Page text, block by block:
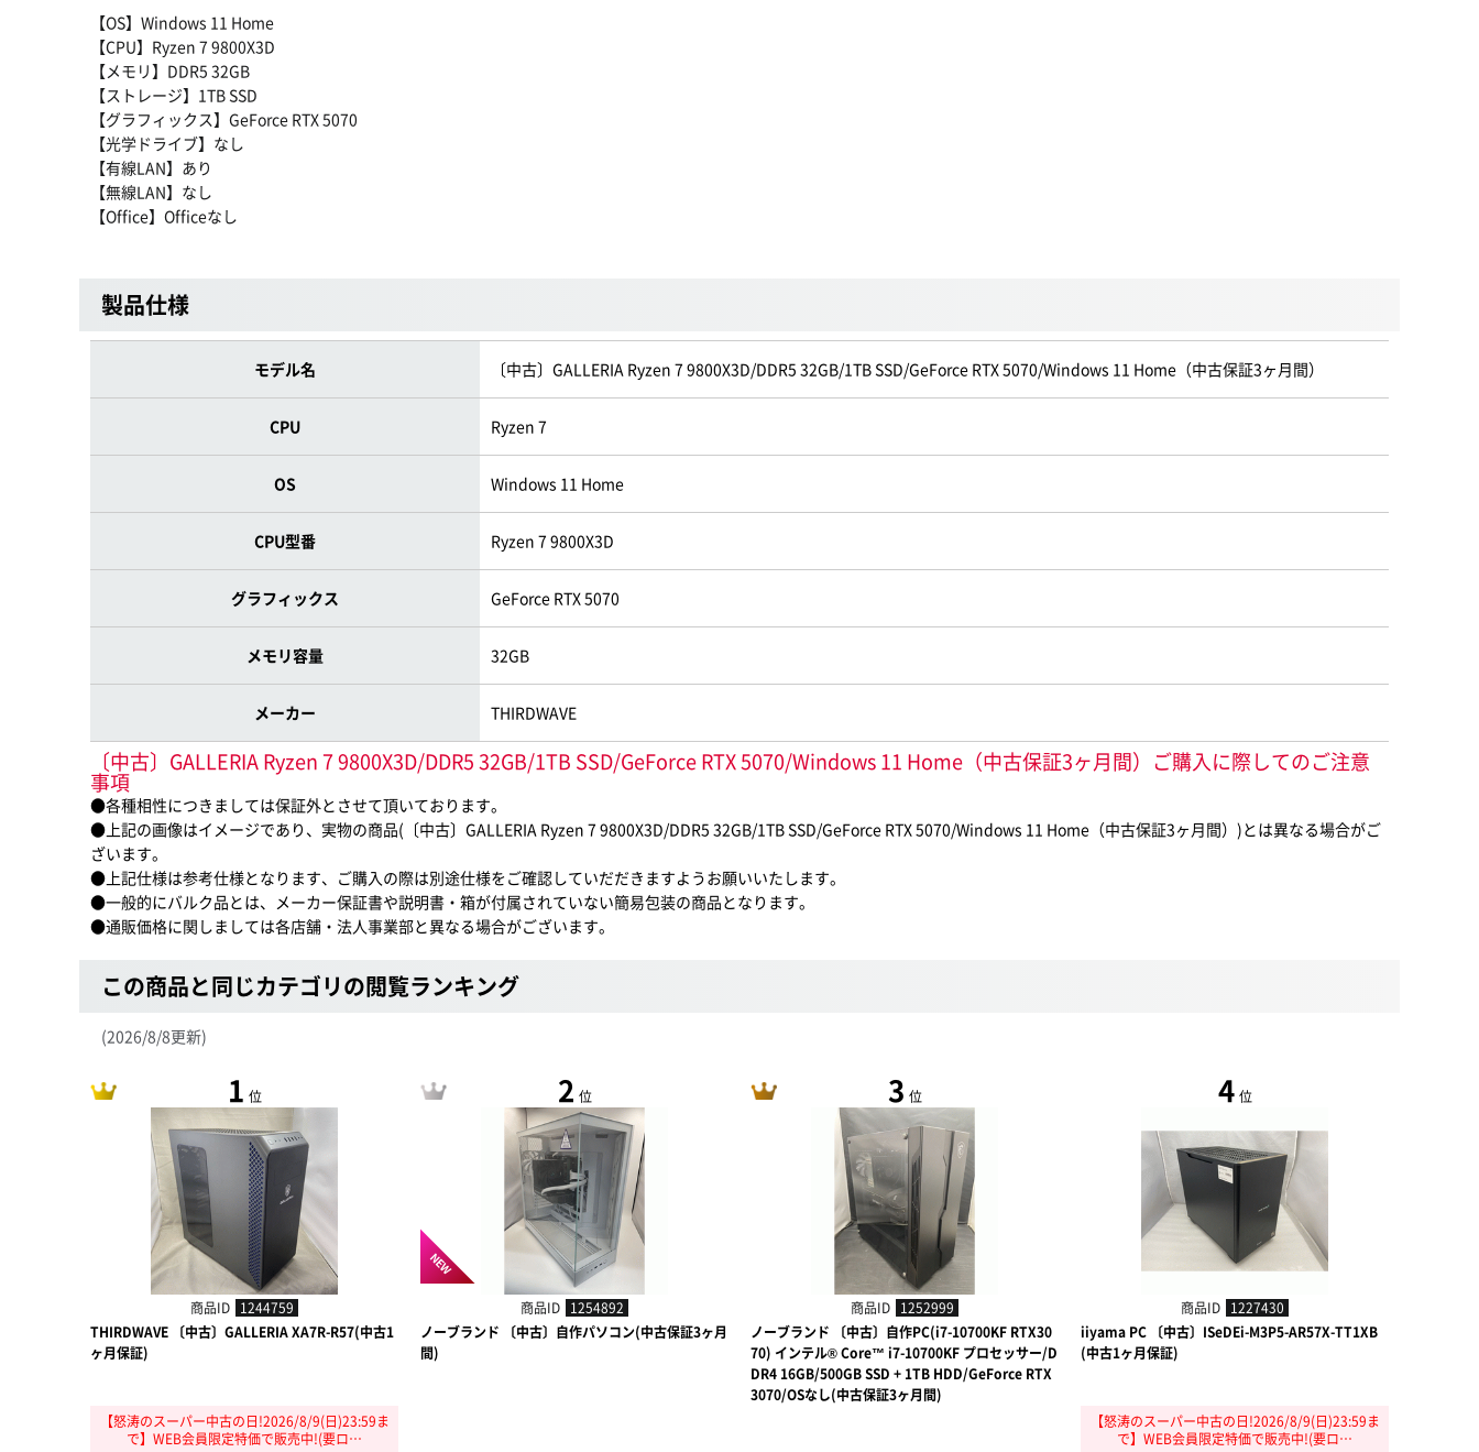
【OS】Windows 11 Home
【CPU】Ryzen 7 9800X3D
【メモリ】DDR5 32GB
【ストレージ】1TB SSD
【グラフィックス】GeForce RTX 5070
【光学ドライブ】なし
【有線LAN】あり
【無線LAN】なし
【Office】Officeなし
製品仕様
モデル名 〔中古〕GALLERIA Ryzen 7 9800X3D/DDR5 32GB/1TB SSD/GeForce RTX 5070/Windows 11 Home（中古保証3ヶ月間）
CPU Ryzen 7
OS Windows 11 Home
CPU型番 Ryzen 7 9800X3D
グラフィックス GeForce RTX 5070
メモリ容量 32GB
メーカー THIRDWAVE
〔中古〕GALLERIA Ryzen 7 9800X3D/DDR5 32GB/1TB SSD/GeForce RTX 5070/Windows 11 Home（中古保証3ヶ月間）ご購入に際してのご注意
事項
●各種相性につきましては保証外とさせて頂いております。
●上記の画像はイメージであり、実物の商品(〔中古〕GALLERIA Ryzen 7 9800X3D/DDR5 32GB/1TB SSD/GeForce RTX 5070/Windows 11 Home（中古保証3ヶ月間）)とは異なる場合がご
ざいます。
●上記仕様は参考仕様となります、ご購入の際は別途仕様をご確認していだだきますようお願いいたします。
●一般的にバルク品とは、メーカー保証書や説明書・箱が付属されていない簡易包装の商品となります。
●通販価格に関しましては各店舗・法人事業部と異なる場合がございます。
この商品と同じカテゴリの閲覧ランキング
(2026/8/8更新)
1 位
商品ID 1244759
THIRDWAVE 〔中古〕GALLERIA XA7R-R57(中古1
ヶ月保証)
【怒涛のスーパー中古の日!2026/8/9(日)23:59ま
で】WEB会員限定特価で販売中!(要ロ…
2 位
NEW
商品ID 1254892
ノーブランド 〔中古〕自作パソコン(中古保証3ヶ月
間)
3 位
商品ID 1252999
ノーブランド 〔中古〕自作PC(i7-10700KF RTX30
70) インテル® Core™ i7-10700KF プロセッサー/D
DR4 16GB/500GB SSD + 1TB HDD/GeForce RTX
3070/OSなし(中古保証3ヶ月間)
4 位
商品ID 1227430
iiyama PC 〔中古〕ISeDEi-M3P5-AR57X-TT1XB
(中古1ヶ月保証)
【怒涛のスーパー中古の日!2026/8/9(日)23:59ま
で】WEB会員限定特価で販売中!(要ロ…